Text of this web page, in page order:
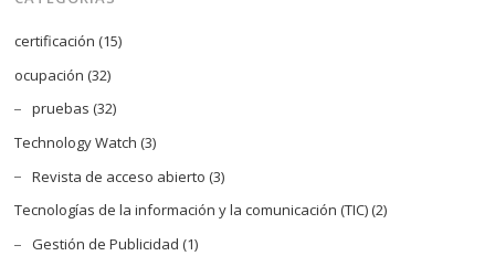
certificación (15)
ocupación (32)
pruebas (32)
Technology Watch (3)
Revista de acceso abierto (3)
Tecnologías de la información y la comunicación (TIC)(2)
Gestión de Publicidad (1)